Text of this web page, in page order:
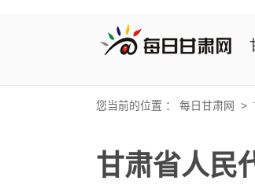
您当前的位置 ： 每日甘肃网 >
甘肃省人民